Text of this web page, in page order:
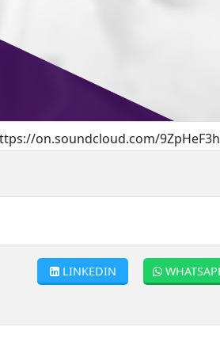
on.soundcloud.com/
LINKEDIN